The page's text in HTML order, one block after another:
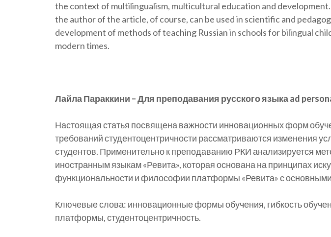
the context of multilingualism, multicultural education and
the author of the article, of course, can be used in scientific and
development of methods of teaching Russian in schools for bilingual
modern times.
Лайла Параккини – Для преподавания русского языка ad
Настоящая статья посвящена важности инновационных форм
требований студентоцентричности рассматриваются изменения
студентов. Применительно к преподаванию РКИ анализируется
иностранным языкам «Ревита», которая основана на принципах
функциональности и философии платформы «Ревита» с
Ключевые слова: инновационные формы обучения, гибкость
платформы, студентоцентричность.